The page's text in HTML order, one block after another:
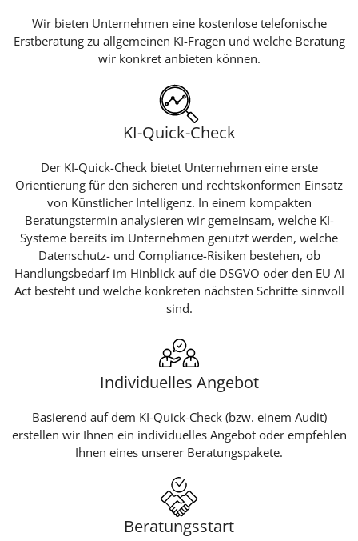
Wir bieten Unternehmen eine kostenlose telefonische
Erstberatung zu allgemeinen KI-Fragen und welche Beratung
wir konkret anbieten können.
KI-Quick-Check
Der KI-Quick-Check bietet Unternehmen eine erste
Orientierung für den sicheren und rechtskonformen Einsatz
von Künstlicher Intelligenz. In einem kompakten
Beratungstermin analysieren wir gemeinsam, welche KI-
Systeme bereits im Unternehmen genutzt werden, welche
Datenschutz- und Compliance-Risiken bestehen, ob
Handlungsbedarf im Hinblick auf die DSGVO oder den EU AI
Act besteht und welche konkreten nächsten Schritte sinnvoll
sind.
Individuelles Angebot
Basierend auf dem KI-Quick-Check (bzw. einem Audit)
erstellen wir Ihnen ein individuelles Angebot oder empfehlen
Ihnen eines unserer Beratungspakete.
Beratungsstart